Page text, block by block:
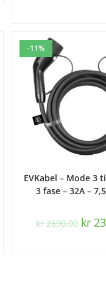
-11%
EVKabel – Mode 3
3 fase – 32A –
kr2690,00 kr